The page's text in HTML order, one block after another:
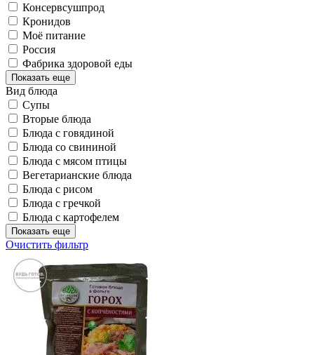
Консервсушпрод
Кронидов
Моё питание
Россия
Фабрика здоровой еды
Показать еще
Вид блюда
Супы
Вторые блюда
Блюда с говядиной
Блюда со свининой
Блюда с мясом птицы
Вегетарианские блюда
Блюда с рисом
Блюда с гречкой
Блюда с картофелем
Показать еще
Очистить фильтр